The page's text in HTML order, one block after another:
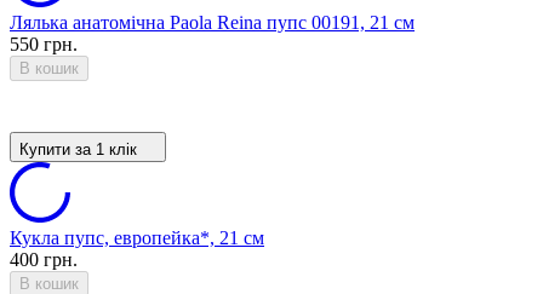
Лялька анатомічна Paola Reina пупс 00191, 21 см
550 грн.
В кошик
Купити за 1 клiк
Кукла пупс, европейка*, 21 см
400 грн.
В кошик